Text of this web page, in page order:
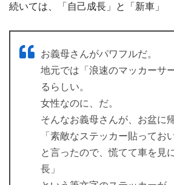
続いては、「自己成長」と「新車」
お義母さんがパワフルだ。
地元では「浪速のマッカーサ
るらしい。
女性なのに、だ。
そんなお義母さんが、お盆に
「素敵なステッカー貼ってお
と言ったので、慌てて車を見
長」